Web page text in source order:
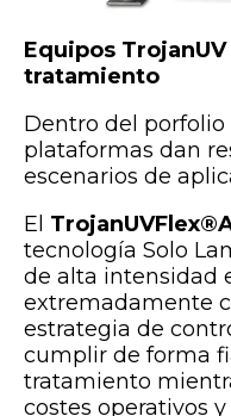
Equipos
tratamiento
Dentro del porfolio
plataformas dan
escenarios de
El
tecnología Solo
de alta intensidad
extremadamente
estrategia de
cumplir de forma
tratamiento
costes operativos